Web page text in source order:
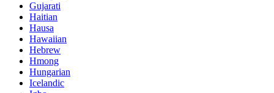
Gujarati
Haitian
Hausa
Hawaiian
Hebrew
Hmong
Hungarian
Icelandic